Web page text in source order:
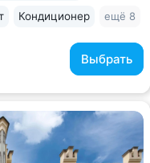
Выбрать
Кондиционер ещё 8